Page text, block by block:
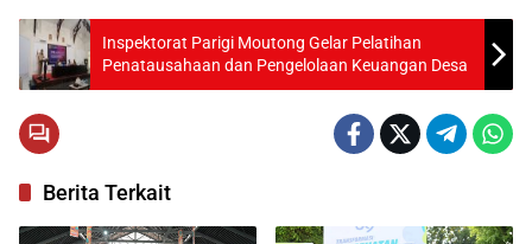
Inspektorat Parigi Moutong Gelar Pelatihan
Penatausahaan dan Pengelolaan Keuangan Desa
Berita Terkait